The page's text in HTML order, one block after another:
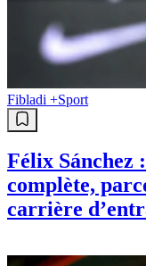
Fibladi +Sport
Félix Sánchez
complète,
carrière